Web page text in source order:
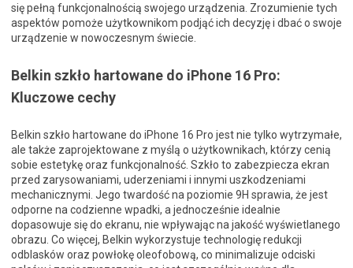
się pełną funkcjonalnością swojego urządzenia. Zrozumienie tych
aspektów pomoże użytkownikom podjąć ich decyzję i dbać o swoje
urządzenie w nowoczesnym świecie.
Belkin szkło hartowane do iPhone 16 Pro:
Kluczowe cechy
Belkin szkło hartowane do iPhone 16 Pro jest nie tylko wytrzymałe,
ale także zaprojektowane z myślą o użytkownikach, którzy cenią
sobie estetykę oraz funkcjonalność. Szkło to zabezpiecza ekran
przed zarysowaniami, uderzeniami i innymi uszkodzeniami
mechanicznymi. Jego twardość na poziomie 9H sprawia, że jest
odporne na codzienne wpadki, a jednocześnie idealnie
dopasowuje się do ekranu, nie wpływając na jakość wyświetlanego
obrazu. Co więcej, Belkin wykorzystuje technologię redukcji
odblasków oraz powłokę oleofobową, co minimalizuje odciski